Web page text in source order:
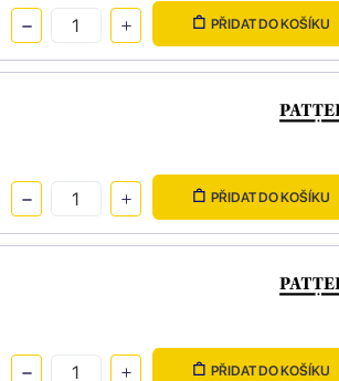
PŘIDAT DO KOŠÍKU
PŘIDAT DO KOŠÍKU
PŘIDAT DO KOŠÍKU